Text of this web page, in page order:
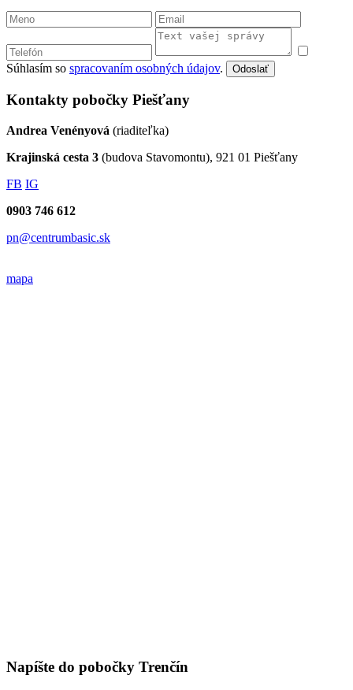
Súhlasím so spracovaním osobných údajov. Odoslať
Kontakty pobočky Piešťany
Andrea Venényová (riaditeľka)
Krajinská cesta 3 (budova Stavomontu), 921 01 Piešťany
FB IG
0903 746 612
pn@centrumbasic.sk
mapa
Napíšte do pobočky Trenčín